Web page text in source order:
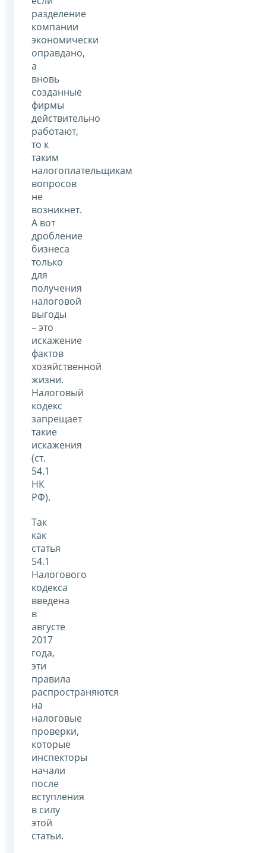
разделение
компании
экономически
оправдано,
а
вновь
созданные
фирмы
действительно
работают,
то к
таким
налогоплательщикам
вопросов
не
возникнет.
А вот
дробление
бизнеса
только
для
получения
налоговой
выгоды
– это
искажение
фактов
хозяйственной
жизни.
Налоговый
кодекс
запрещает
такие
искажения
(ст.
54.1
НК
РФ).
Так
как
статья
54.1
Налогового
кодекса
введена
в
августе
2017
года,
эти
правила
распространяются
на
налоговые
проверки,
которые
инспекторы
начали
после
вступления
в силу
этой
статьи.